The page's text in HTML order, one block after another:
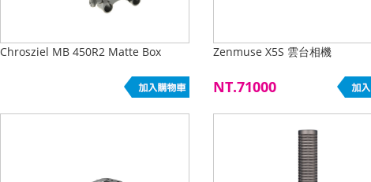
Chrosziel MB 450R2 Matte Box Zenmuse X5S 雲台相機
NT.71000